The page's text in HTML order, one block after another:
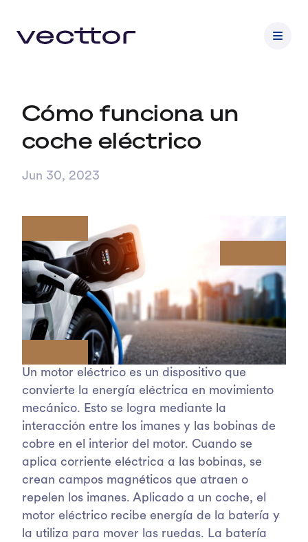
Cómo funciona un
coche eléctrico
Jun 30, 2023
Un motor eléctrico es un dispositivo que
convierte la energía eléctrica en movimiento
mecánico. Esto se logra mediante la
interacción entre los imanes y las bobinas de
cobre en el interior del motor. Cuando se
aplica corriente eléctrica a las bobinas, se
crean campos magnéticos que atraen o
repelen los imanes. Aplicado a un coche, el
motor eléctrico recibe energía de la batería y
la utiliza para mover las ruedas. La batería